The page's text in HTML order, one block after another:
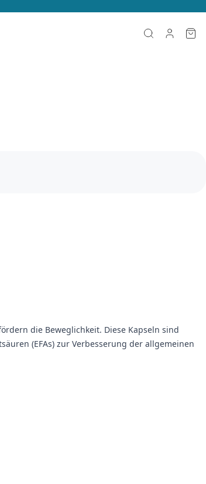
die Beweglichkeit. Diese Kapseln sind
(EFAs) zur Verbesserung der allgemeinen